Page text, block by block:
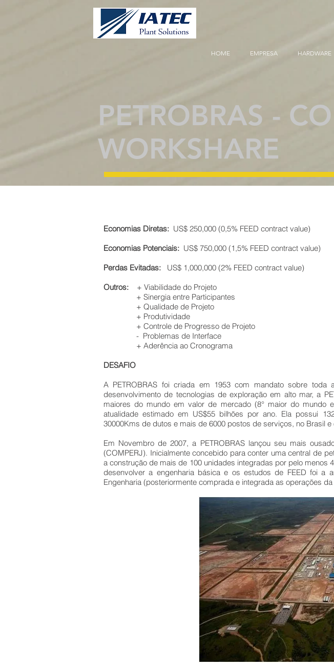
HOME EMPRESA HARDWARE
PETROBRAS -
WORKSHARE
Economias Diretas: US$ 250,000 (0,5% FEED contract value)
Economias Potenciais: US$ 750,000 (1,5% FEED contract value)
Perdas Evitadas: US$ 1,000,000 (2% FEED contract value)
Outros: + Viabilidade do Projeto
+ Sinergia entre Participantes
+ Qualidade de Projeto
+ Produtividade
+ Controle de Progresso de Projeto
- Problemas de Interface
+ Aderência ao Cronograma
​DESAFIO
A PETROBRAS foi criada em 1953 com mandato sobre toda
desenvolvimento de tecnologias de exploração em alto mar, a
maiores do mundo em valor de mercado (8° maior do mundo
atualidade estimado em US$55 bilhões por ano. Ela possui
30000Kms de dutos e mais de 6000 postos de serviços, no Brasil e
Em Novembro de 2007, a PETROBRAS lançou seu mais
(COMPERJ). Inicialmente concebido para conter uma central de
a construção de mais de 100 unidades integradas por pelo
desenvolver a engenharia básica e os estudos de FEED foi a
Engenharia (posteriormente comprada e integrada as operações